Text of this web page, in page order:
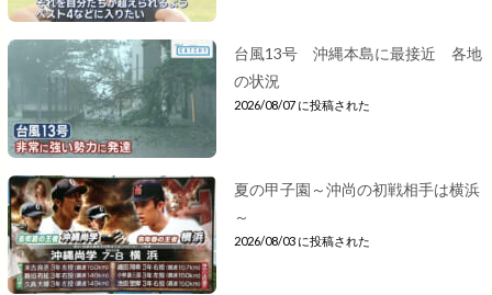
台風13号 沖縄本島に最接近 各地
の状況
2026/08/07 に投稿された
夏の甲子園～沖尚の初戦相手は横浜
～
2026/08/03 に投稿された